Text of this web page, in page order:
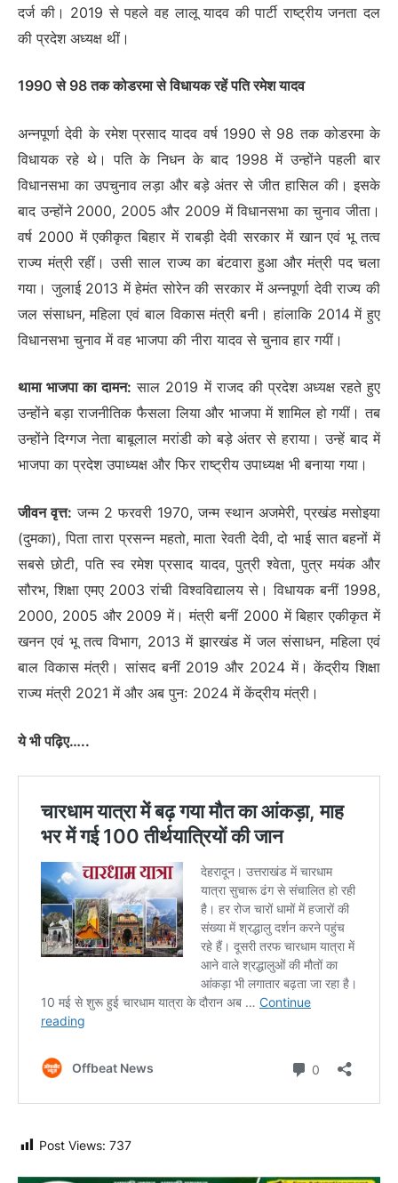
दर्ज की। 2019 से पहले वह लालू यादव की पार्टी राष्ट्रीय जनता दल
की प्रदेश अध्यक्ष थीं।
1990 से 98 तक कोडरमा से विधायक रहें पति रमेश यादव
अन्नपूर्णा देवी के रमेश प्रसाद यादव वर्ष 1990 से 98 तक कोडरमा के
विधायक रहे थे। पति के निधन के बाद 1998 में उन्होंने पहली बार
विधानसभा का उपचुनाव लड़ा और बड़े अंतर से जीत हासिल की। इसके
बाद उन्होंने 2000, 2005 और 2009 में विधानसभा का चुनाव जीता।
वर्ष 2000 में एकीकृत बिहार में राबड़ी देवी सरकार में खान एवं भू तत्व
राज्य मंत्री रहीं। उसी साल राज्य का बंटवारा हुआ और मंत्री पद चला
गया। जुलाई 2013 में हेमंत सोरेन की सरकार में अन्नपूर्णा देवी राज्य की
जल संसाधन, महिला एवं बाल विकास मंत्री बनी। हांलाकि 2014 में हुए
विधानसभा चुनाव में वह भाजपा की नीरा यादव से चुनाव हार गयीं।
थामा भाजपा का दामन: साल 2019 में राजद की प्रदेश अध्यक्ष रहते हुए
उन्होंने बड़ा राजनीतिक फैसला लिया और भाजपा में शामिल हो गयीं। तब
उन्होंने दिग्गज नेता बाबूलाल मरांडी को बड़े अंतर से हराया। उन्हें बाद में
भाजपा का प्रदेश उपाध्यक्ष और फिर राष्ट्रीय उपाध्यक्ष भी बनाया गया।
जीवन वृत्त: जन्म 2 फरवरी 1970, जन्म स्थान अजमेरी, प्रखंड मसोइया
(दुमका), पिता तारा प्रसन्न महतो, माता रेवती देवी, दो भाई सात बहनों में
सबसे छोटी, पति स्व रमेश प्रसाद यादव, पुत्री श्वेता, पुत्र मयंक और
सौरभ, शिक्षा एमए 2003 रांची विश्वविद्यालय से। विधायक बनीं 1998,
2000, 2005 और 2009 में। मंत्री बनीं 2000 में बिहार एकीकृत में
खनन एवं भू तत्व विभाग, 2013 में झारखंड में जल संसाधन, महिला एवं
बाल विकास मंत्री। सांसद बनीं 2019 और 2024 में। केंद्रीय शिक्षा
राज्य मंत्री 2021 में और अब पुनः 2024 में केंद्रीय मंत्री।
ये भी पढ़िए…..
Post Views: 737